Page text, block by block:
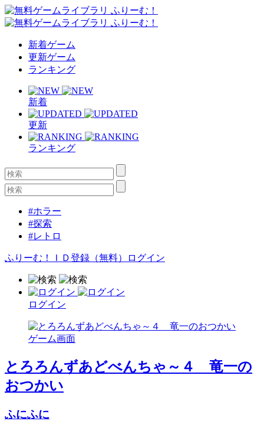
新着ゲーム
更新ゲーム
ランキング
新着
更新
ランキング
#ホラー
#探索
#レトロ
ふりーむ！ＩＤ登録（無料） ログイン
ログイン
とろろんずあどべんちゃ～４ 竜一の
おつかい
ふにふに